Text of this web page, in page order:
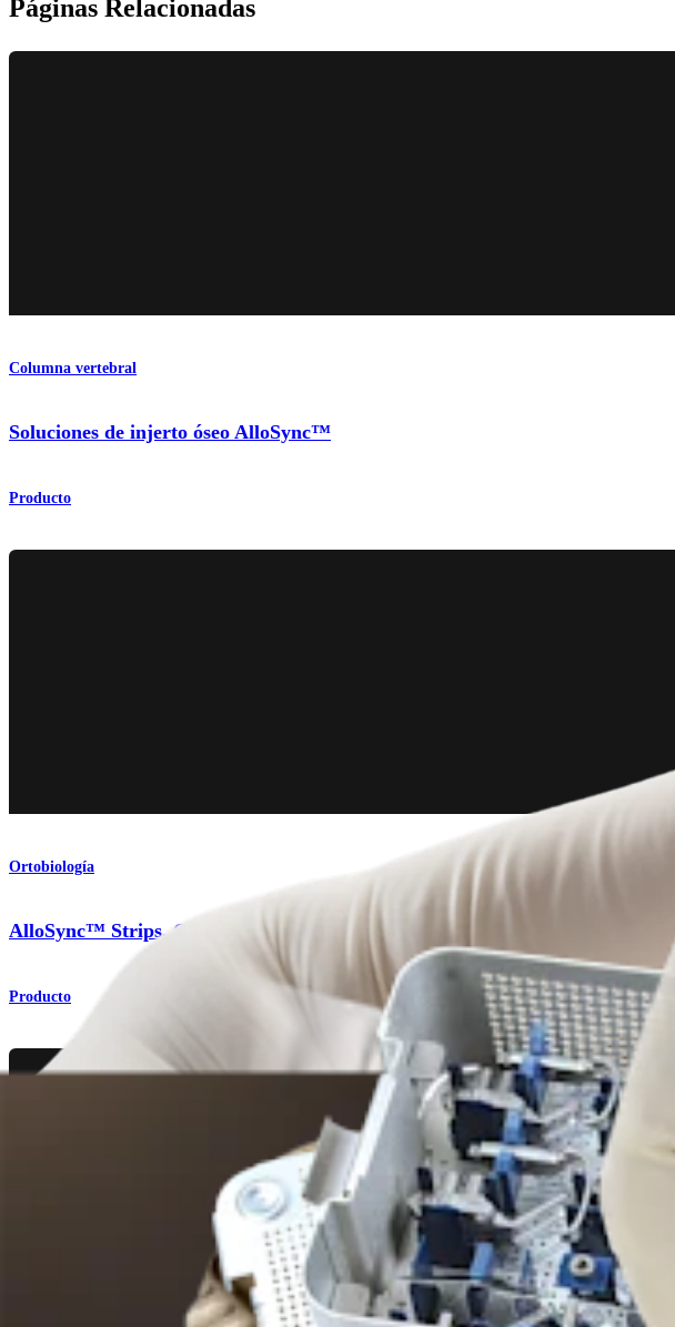
Páginas Relacionadas
Columna vertebral
Soluciones de injerto óseo AlloSync™
Producto
Ortobiología
AlloSync™ Strips, Chips, Fibers, and Cubes
Producto